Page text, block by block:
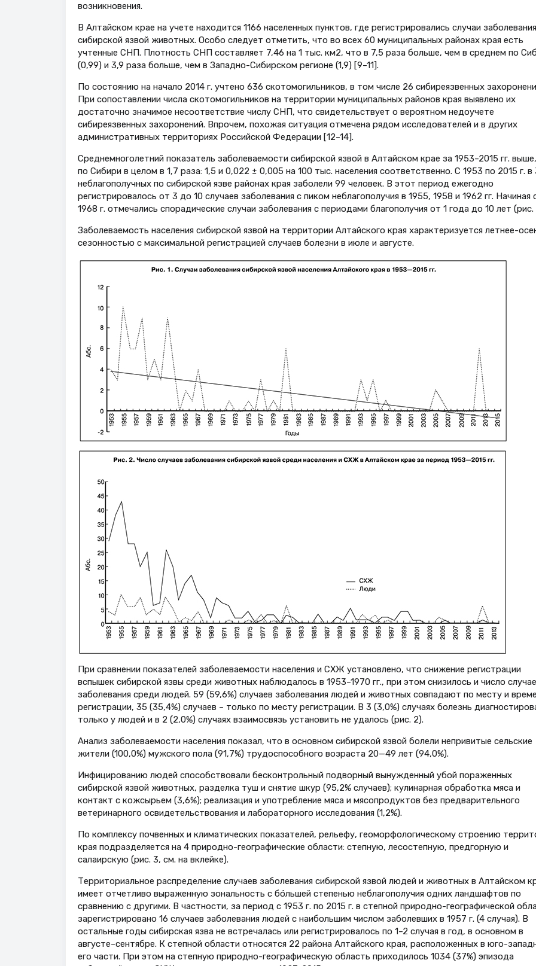
возникновения.
В Алтайском крае на учете находится 1166 населенных пунктов, где регистрировались случаи заболевания
сибирской язвой животных. Особо следует отметить, что во всех 60 муниципальных районах края есть
учтенные СНП. Плотность СНП составляет 7,46 на 1 тыс. км2, что в 7,5 раза больше, чем в среднем по
(0,99) и 3,9 раза больше, чем в Западно-Сибирском регионе (1,9) [9–11].
По состоянию на начало 2014 г. учтено 636 скотомогильников, в том числе 26 сибиреязвенных
При сопоставлении числа скотомогильников на территории муниципальных районов края выявлено их
достаточно значимое несоответствие числу СНП, что свидетельствует о вероятном недоучете
сибиреязвенных захоронений. Впрочем, похожая ситуация отмечена рядом исследователей и в других
административных территориях Российской Федерации [12–14].
Среднемноголетний показатель заболеваемости сибирской язвой в Алтайском крае за 1953–2015 гг.
по Сибири в целом в 1,7 раза: 1,5 и 0,022 ± 0,005 на 100 тыс. населения соответственно. С 1953 по 2015 г. в
неблагополучных по сибирской язве районах края заболели 99 человек. В этот период ежегодно
регистрировалось от 3 до 10 случаев заболевания с пиком неблагополучия в 1955, 1958 и 1962 гг. Начиная
1968 г. отмечались спорадические случаи заболевания с периодами благополучия от 1 года до 10 лет (рис.
Заболеваемость населения сибирской язвой на территории Алтайского края характеризуется летнее-
сезонностью с максимальной регистрацией случаев болезни в июле и августе.
При сравнении показателей заболеваемости населения и СХЖ установлено, что снижение регистрации
вспышек сибирской язвы среди животных наблюдалось в 1953–1970 гг., при этом снизилось и число
заболевания среди людей. 59 (59,6%) случаев заболевания людей и животных совпадают по месту и
регистрации, 35 (35,4%) случаев – только по месту регистрации. В 3 (3,0%) случаях болезнь
только у людей и в 2 (2,0%) случаях взаимосвязь установить не удалось (рис. 2).
Анализ заболеваемости населения показал, что в основном сибирской язвой болели непривитые сельские
жители (100,0%) мужского пола (91,7%) трудоспособного возраста 20—49 лет (94,0%).
Инфицированию людей способствовали бесконтрольный подворный вынужденный убой пораженных
сибирской язвой животных, разделка туш и снятие шкур (95,2% случаев); кулинарная обработка мяса и
контакт с кожсырьем (3,6%); реализация и употребление мяса и мясопродуктов без предварительного
ветеринарного освидетельствования и лабораторного исследования (1,2%).
По комплексу почвенных и климатических показателей, рельефу, геоморфологическому строению
края подразделяется на 4 природно-географические области: степную, лесостепную, предгорную и
салаирскую (рис. 3, см. на вклейке).
Территориальное распределение случаев заболевания сибирской язвой людей и животных в Алтайском
имеет отчетливо выраженную зональность с бóльшей степенью неблагополучия одних ландшафтов по
сравнению с другими. В частности, за период с 1953 г. по 2015 г. в степной природно-географической
зарегистрировано 16 случаев заболевания людей с наибольшим числом заболевших в 1957 г. (4 случая). В
остальные годы сибирская язва не встречалась или регистрировалось по 1–2 случая в год, в основном в
августе–сентябре. К степной области относятся 22 района Алтайского края, расположенных в юго-
его части. При этом на степную природно-географическую область приходилось 1034 (37%) эпизода